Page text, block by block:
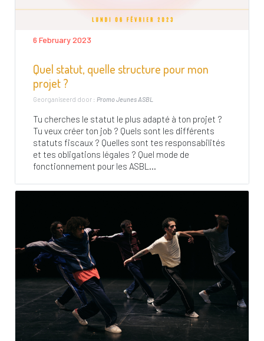
6 February 2023
Quel statut, quelle structure pour mon
projet ?
Georganiseerd door : Promo Jeunes ASBL
Tu cherches le statut le plus adapté à ton projet ?
Tu veux créer ton job ? Quels sont les différents
statuts fiscaux ? Quelles sont tes responsabilités
et tes obligations légales ? Quel mode de
fonctionnement pour les ASBL...